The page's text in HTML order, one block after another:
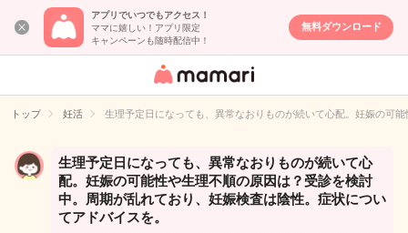
アプリでいつでもアクセス！
ママに嬉しい！アプリ限定
キャンペーンも随時配信中！
無料ダウンロード
女性専用匿名QA
イト
トップ 妊活 生理予定日になっても、異常なおりものが続いて心配。妊娠の可
生理予定日になっても、異常なおりものが続いて心
配。妊娠の可能性や生理不順の原因は？受診を検討
中。周期が乱れており、妊娠検査は陰性。症状につい
てアドバイスを。